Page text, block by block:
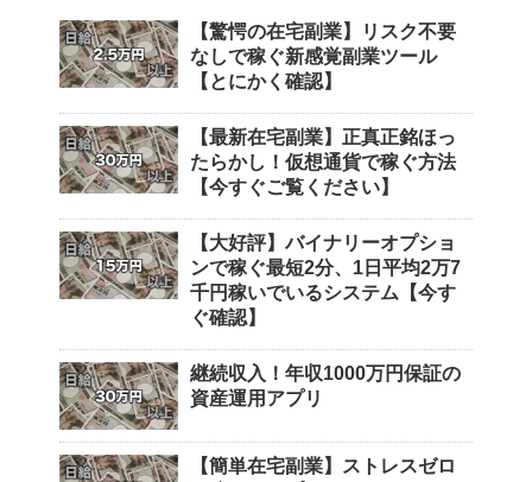
【驚愕の在宅副業】リスク不要
なしで稼ぐ新感覚副業ツール
【とにかく確認】
【最新在宅副業】正真正銘ほっ
たらかし！仮想通貨で稼ぐ方法
【今すぐご覧ください】
【大好評】バイナリーオプショ
ンで稼ぐ最短2分、1日平均2万7
千円稼いでいるシステム【今す
ぐ確認】
継続収入！年収1000万円保証の
資産運用アプリ
【簡単在宅副業】ストレスゼロ